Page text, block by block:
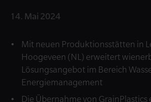
14. Mai 2024
Mit neuen Produktionsstätten in
Hoogeveen (NL) erweitert
Lösungsangebot im Bereich
Energiemanagement
Die Übernahme von GrainPlastics